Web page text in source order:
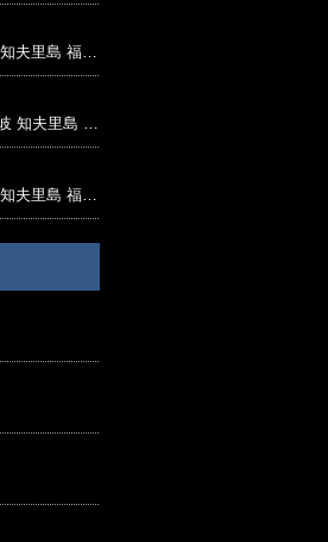
7/3〜7/5 島根県 隠岐 知夫里島 福友渡船 磯釣り釣果
6/17〜6/24 島根県 隠岐 知夫里島 福友渡船 磯釣り釣果
6/5〜6/7 島根県 隠岐 知夫里島 福友渡船 磯釣り釣果